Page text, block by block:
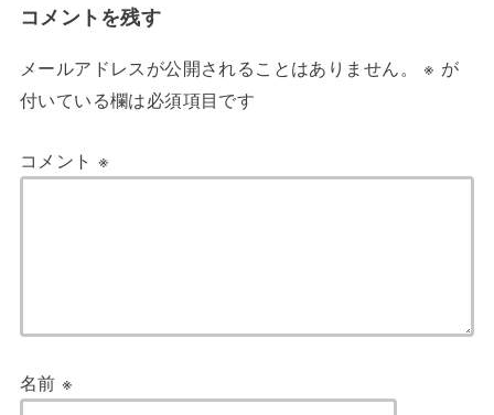
コメントを残す
メールアドレスが公開されることはありません。 ※ が
付いている欄は必須項目です
コメント ※
名前※